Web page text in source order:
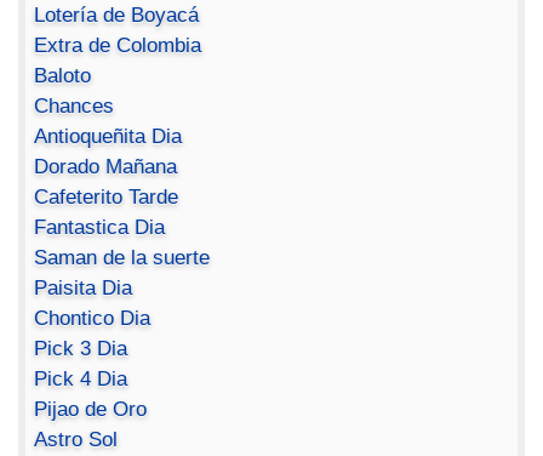
Lotería de Boyacá
Extra de Colombia
Baloto
Chances
Antioqueñita Dia
Dorado Mañana
Cafeterito Tarde
Fantastica Dia
Saman de la suerte
Paisita Dia
Chontico Dia
Pick 3 Dia
Pick 4 Dia
Pijao de Oro
Astro Sol